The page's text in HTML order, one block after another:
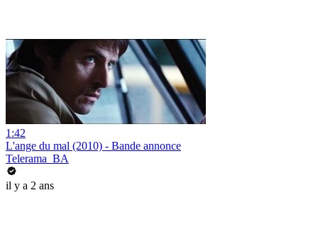
1:42
L'ange du mal (2010) - Bande annonce
Telerama_BA
il y a 2 ans